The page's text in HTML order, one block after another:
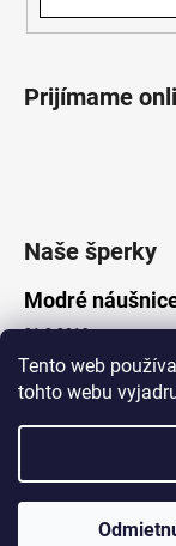
Tento web
tohto webu
www.Lotka.sk -
poštovné zdarma.
Prijímame
Naše šperky
Modré
21.8.2019